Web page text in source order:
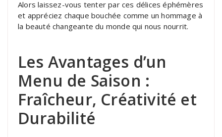
Alors laissez-vous tenter par ces délices éphémères
et appréciez chaque bouchée comme un hommage à
la beauté changeante du monde qui nous nourrit.
Les Avantages d’un
Menu de Saison :
Fraîcheur, Créativité et
Durabilité